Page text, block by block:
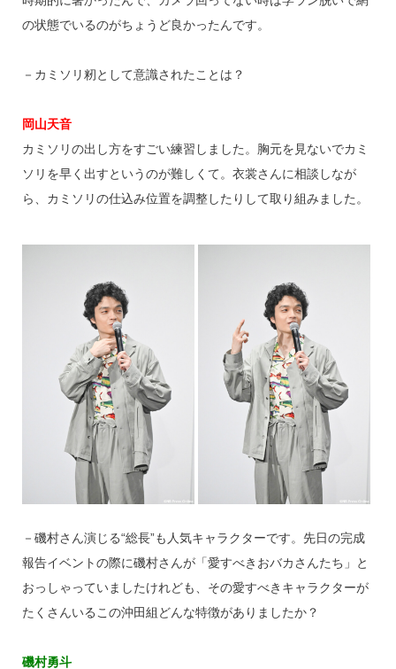
の状態でいるのがちょうど良かったんです。
－カミソリ籾として意識されたことは？
岡山天音
カミソリの出し方をすごい練習しました。胸元を見ないでカミ
ソリを早く出すというのが難しくて。衣裳さんに相談しなが
ら、カミソリの仕込み位置を調整したりして取り組みました。
－磯村さん演じる“総長”も人気キャラクターです。先日の完成
報告イベントの際に磯村さんが「愛すべきおバカさんたち」と
おっしゃっていましたけれども、その愛すべきキャラクターが
たくさんいるこの沖田組どんな特徴がありましたか？
磯村勇斗